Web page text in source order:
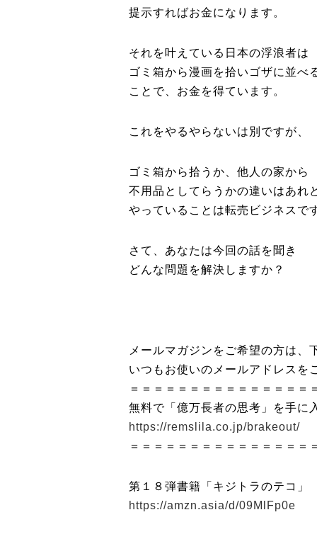
提示すればお金になります。
それを叶えている日本の浮浪者は
ゴミ箱から漫画を拾いゴザに並べ
ことで、お金を得ています。
これをやるやらないは別ですが、
ゴミ箱から拾うか、他人の家から
不用品としてらうかの違いはあれ
やっていることは転売ビジネスで
さて、あなたは今回の話を聞き
どんな問題を解決しますか？
メールマガジンをご希望の方は、
いつもお使いのメールアドレスを
＝＝＝＝＝＝＝＝＝＝＝＝＝＝＝
無料で「億万長者の思考」を手に
https://remslila.co.jp/brakeout/
＝＝＝＝＝＝＝＝＝＝＝＝＝＝＝
第１８弾書籍「キジトラのテコ」
https://amzn.asia/d/09MlFp0e